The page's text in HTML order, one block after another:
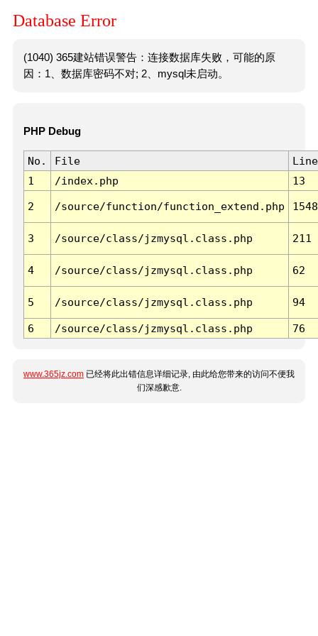
Database Error
(1040) 365建站错误警告：连接数据库失败，可能的原
因：1、数据库密码不对; 2、mysql未启动。
PHP Debug
No. File
Line
1
/index.php 13
2 /source/function/function_extend.php 1548
3 /source/class/jzmysql.class.php 211
4 /source/class/jzmysql.class.php 62
5 /source/class/jzmysql.class.php 94
6 /source/class/jzmysql.class.php 76
www.365jz.com 已经将此出错信息详细记录, 由此给您带来的访问不便我
们深感歉意.